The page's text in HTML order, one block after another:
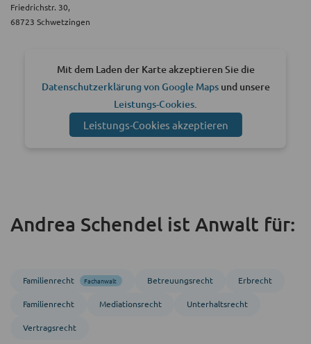
Friedrichstr. 30,
68723 Schwetzingen
Mit dem Laden der Karte akzeptieren Sie die
Datenschutzerklärung von Google Mapsund unsere
Leistungs-Cookies
Leistungs-Cookies akzeptieren
Andrea Schendel ist Anwalt für:
Familienrecht Fachanwalt Betreuungs­recht Erbrecht
Familienrecht Mediations­recht Unterhaltsrecht
Vertragsrecht